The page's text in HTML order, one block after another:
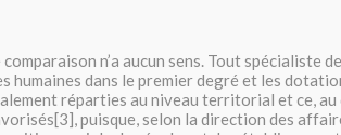
n’a aucun sens. Tout spécialiste
humaines dans le premier degré et les
réparties au niveau territorial et ce,
puisque, selon la direction des